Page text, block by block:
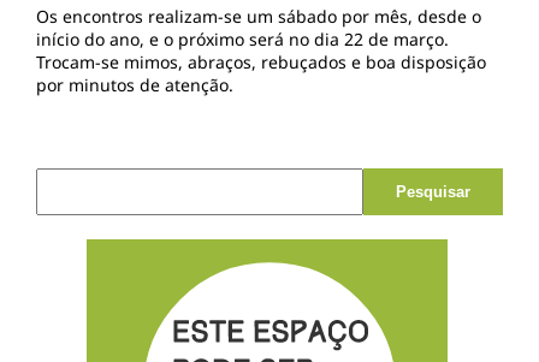
Os encontros realizam-se um sábado por mês, desde o
início do ano, e o próximo será no dia 22 de março.
Trocam-se mimos, abraços, rebuçados e boa disposição
por minutos de atenção.
Pesquisar por: